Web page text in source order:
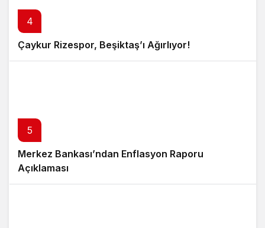
4
Çaykur Rizespor, Beşiktaş’ı Ağırlıyor!
5
Merkez Bankası’ndan Enflasyon Raporu
Açıklaması